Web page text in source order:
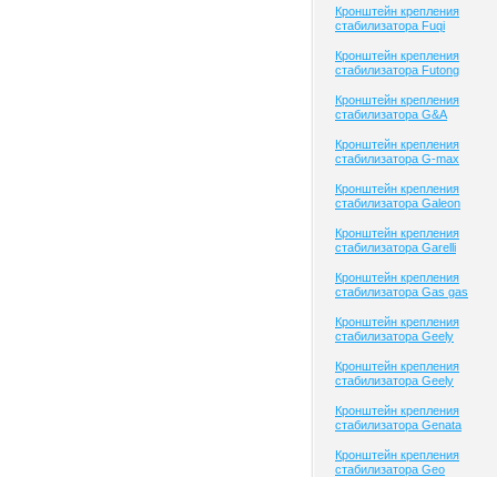
Кронштейн крепления
стабилизатора Fuqi
Кронштейн крепления
стабилизатора Futong
Кронштейн крепления
стабилизатора G&A
Кронштейн крепления
стабилизатора G-max
Кронштейн крепления
стабилизатора Galeon
Кронштейн крепления
стабилизатора Garelli
Кронштейн крепления
стабилизатора Gas gas
Кронштейн крепления
стабилизатора Geely
Кронштейн крепления
стабилизатора Geely
Кронштейн крепления
стабилизатора Genata
Кронштейн крепления
стабилизатора Geo